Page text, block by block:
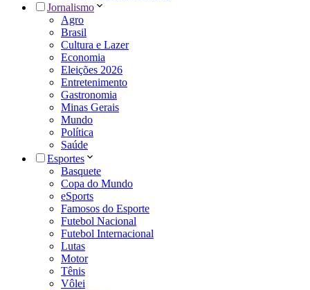
Jornalismo
Agro
Brasil
Cultura e Lazer
Economia
Eleições 2026
Entretenimento
Gastronomia
Minas Gerais
Mundo
Política
Saúde
Esportes
Basquete
Copa do Mundo
eSports
Famosos do Esporte
Futebol Nacional
Futebol Internacional
Lutas
Motor
Tênis
Vôlei